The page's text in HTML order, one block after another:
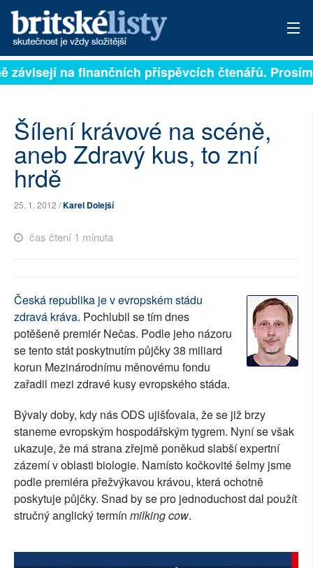
PŘIHLÁSIT
ARCHIV
ROZHOVORY
TÉMATA
NEJČTENĚJŠÍ ZA 7 DNÍ
PŘÍSPĚVKY NA PROVOZ
SOCIÁLNÍ SÍTĚ
RUBRIKY
závisejí na finančních příspěvcích čtenářů.
Šílení krávové na scéně,
aneb Zdravý kus, to zní
hrdě
25. 1. 2012 /Karel Dolejší
čas čtení 1 minuta
Česká republika je v evropském stádu
zdravá kráva. Pochlubil se tím dnes
potěšeně premiér Nečas. Podle jeho názoru
se tento stát poskytnutím půjčky 38 miliard
korun Mezinárodnímu měnovému fondu
zařadil mezi zdravé kusy evropského stáda.
Bývaly doby, kdy nás ODS ujišťovala, že se již brzy
staneme evropským hospodářským tygrem. Nyní se však
ukazuje, že má strana zřejmě poněkud slabší expertní
zázemí v oblasti biologie. Namísto kočkovité šelmy jsme
podle premiéra přežvýkavou krávou, která ochotně
poskytuje půjčky. Snad by se pro jednoduchost dal použít
stručný anglický termín milking cow.